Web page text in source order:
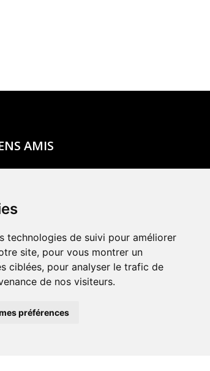
technologies de suivi pour améliorer
site, pour vous montrer un
ciblées, pour analyser le trafic de
de nos visiteurs.
préférences
AMIS